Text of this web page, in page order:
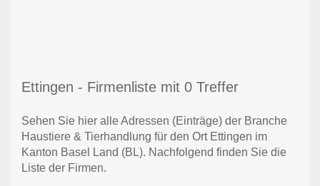
Ettingen - Firmenliste mit 0 Treffer
Sehen Sie hier alle Adressen (Einträge) der Branche
Haustiere & Tierhandlung für den Ort Ettingen im
Kanton Basel Land (BL). Nachfolgend finden Sie die
Liste der Firmen.